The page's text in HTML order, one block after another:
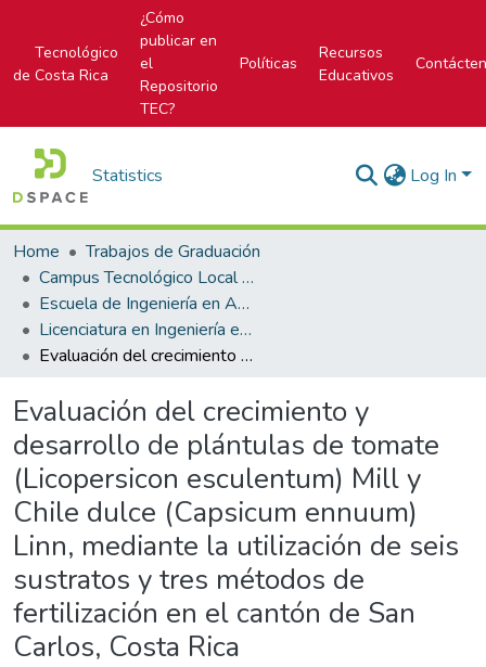
Tecnológico
de Costa Rica
¿Cómo
publicar en
el
Repositorio
TEC?
Políticas
Recursos
Educativos
Statistics Log In
Home
Trabajos de Graduación
Campus Tecnológico Local San Carlos
Escuela de Ingeniería en Agronomía
Licenciatura en Ingeniería en Agronomía
Evaluación del crecimiento y desarrollo de plántulas de tomate (Licopersicon esculentum) Mill y Chile dulce (Capsicum ennuum) Linn, mediante la utilización de seis sustratos y tres métodos de fertilización en el cantón de San Carlos, Costa Rica
Evaluación del crecimiento y
desarrollo de plántulas de tomate
(Licopersicon esculentum) Mill y
Chile dulce (Capsicum ennuum)
Linn, mediante la utilización de seis
sustratos y tres métodos de
fertilización en el cantón de San
Carlos, Costa Rica